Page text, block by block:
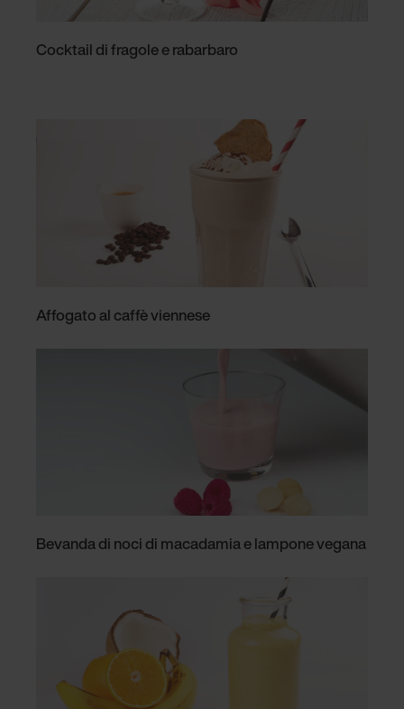
Cocktail di fragole e rabarbaro
Affogato al caffè viennese
Bevanda di noci di macadamia e lampone vegana